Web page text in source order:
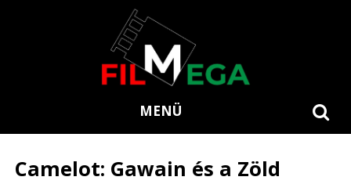
MENÜ
Camelot: Gawain és a Zöld